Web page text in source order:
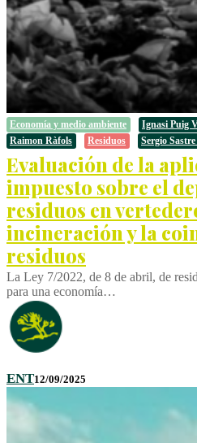
Economía y medio ambiente Ignasi Puig
Raimon Ràfols
Residuos Sergio
Evaluación de la
impuesto sobre el
residuos en
incineración y la
residuos
La Ley 7/2022, de 8 de abril, de
para una economía…
ENT12/09/2025